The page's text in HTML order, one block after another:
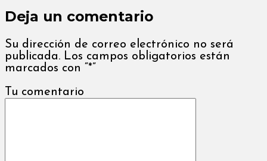
Deja un comentario
Su dirección de correo electrónico no será
publicada. Los campos obligatorios están
marcados con “*”
Tu comentario